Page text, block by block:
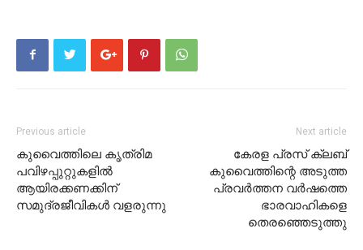
Previous article
കുവൈത്തിലെ കൃത്രിമ
പവിഴപ്പുറ്റുകളിൽ
ആയിരക്കണക്കിന്
സമുദ്രജീവികൾ വളരുന്നു
Next article
കേരള പ്രസ് ക്ലബ്
കുവൈത്തിന്റെ അടുത്ത
പ്രവര്‍ത്തന വര്‍ഷത്തെ
ഭാരവാഹികളെ
തെരഞ്ഞെടുത്തു